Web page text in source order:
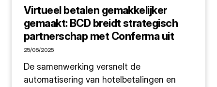
Virtueel betalen gemakkelijker
gemaakt: BCD breidt strategisch
partnerschap met Conferma uit
25/06/2025
De samenwerking versnelt de
automatisering van hotelbetalingen en